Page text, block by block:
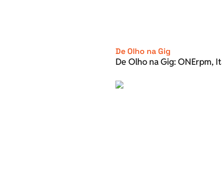
De Olho na Gig
De Olho na Gig: ONErpm,